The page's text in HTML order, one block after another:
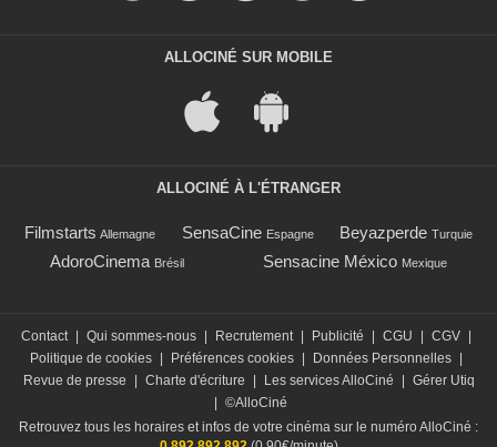
ALLOCINÉ SUR MOBILE
ALLOCINÉ À L'ÉTRANGER
Filmstarts Allemagne SensaCine Espagne Beyazperde Turquie
AdoroCinema Brésil Sensacine México Mexique
Contact Qui sommes-nous Recrutement Publicité CGU CGV
Politique de cookies
Préférences cookies Données Personnelles
Revue de presse
Charte d'écriture Les services AlloCiné
Gérer Utiq
©AlloCiné
Retrouvez tous les horaires et infos de votre cinéma sur le numéro AlloCiné :